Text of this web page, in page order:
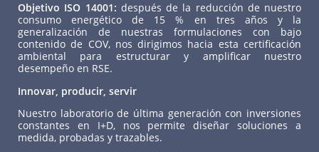
Objetivo ISO 14001: después de la reducción de nuestro
consumo energético de 15 % en tres años y la
generalización de nuestras formulaciones con bajo
contenido de COV, nos dirigimos hacia esta certificación
ambiental para estructurar y amplificar nuestro
desempeño en RSE.
Innovar, producir, servir
Nuestro laboratorio de última generación con inversiones
constantes en I+D, nos permite diseñar soluciones a
medida, probadas y trazables.